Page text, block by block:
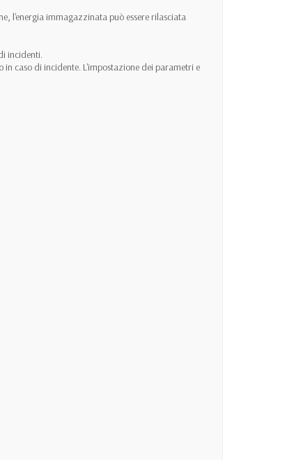
l'energia immagazzinata può essere rilasciata
incidenti.
caso di incidente. L'impostazione dei parametri e